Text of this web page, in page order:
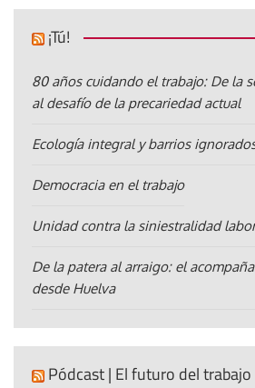
¡Tú!
80 años cuidando el trabajo: De la
al desafío de la precariedad actual
Ecología integral y barrios
Democracia en el trabajo
Unidad contra la siniestralidad
De la patera al arraigo: el
desde Huelva
Pódcast | El futuro del trabajo